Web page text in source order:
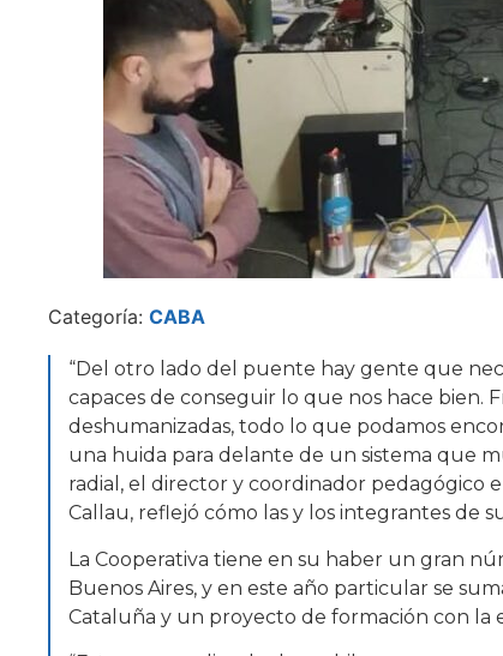
Categoría: CABA
“Del otro lado del puente hay gente que
capaces de conseguir lo que nos hace bien.
deshumanizadas, todo lo que podamos
una huida para delante de un sistema que
radial, el director y coordinador pedagógico
Callau, reflejó cómo las y los integrantes de
La Cooperativa tiene en su haber un gran
Buenos Aires, y en este año particular se
Cataluña y un proyecto de formación con la